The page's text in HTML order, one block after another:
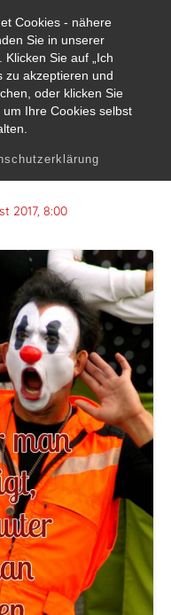
Cookies - nähere
Sie in unserer
Klicken Sie auf „Ich
zu akzeptieren und
oder klicken Sie
um Ihre Cookies selbst
desto lauter
2017, 8:00